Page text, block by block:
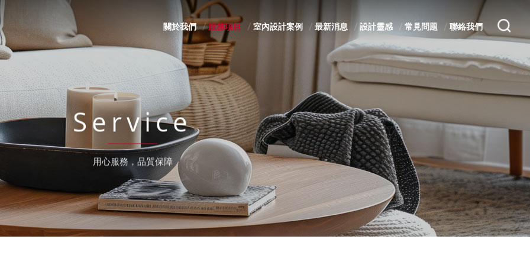
關於我們 服務項目 室內設計案例 最新消息 設計靈感 常見問題 聯絡我們
Service
用心服務，品質保障